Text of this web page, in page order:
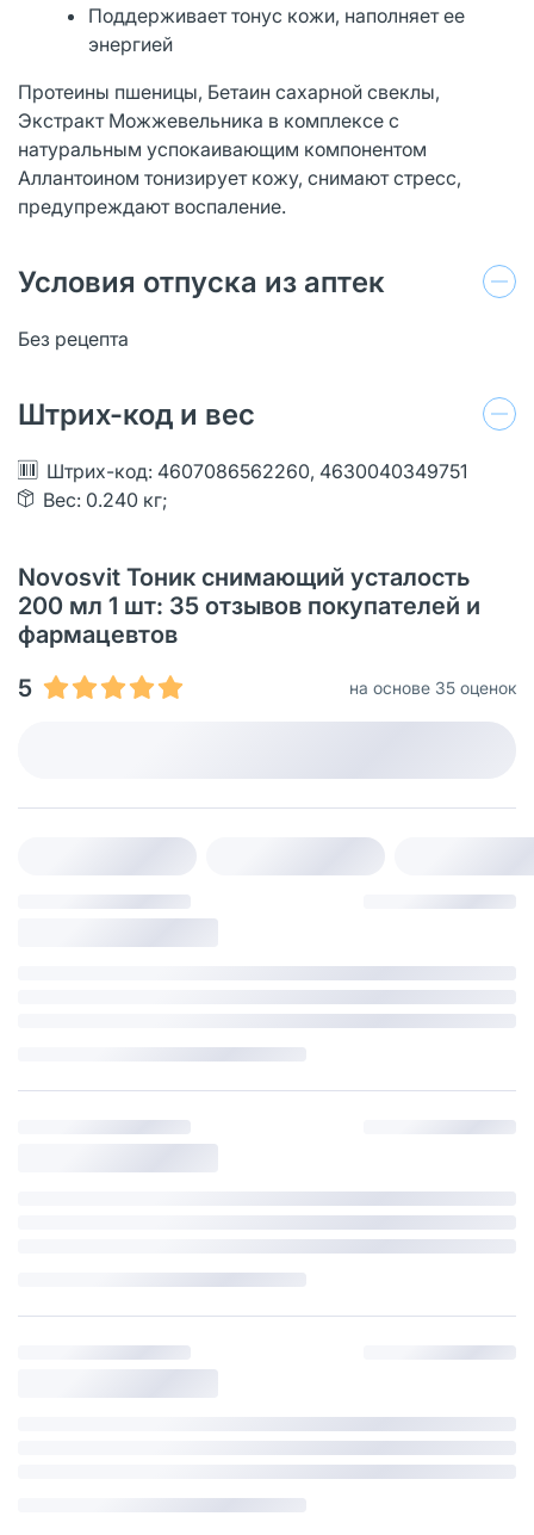
Поддерживает тонус кожи, наполняет ее
энергией
Протеины пшеницы, Бетаин сахарной свеклы,
Экстракт Можжевельника в комплексе с
натуральным успокаивающим компонентом
Аллантоином тонизирует кожу, снимают стресс,
предупреждают воспаление.
Условия отпуска из аптек
Без рецепта
Штрих-код и вес
Штрих-код: 4607086562260, 4630040349751
Вес: 0.240 кг;
Novosvit Тоник снимающий усталость
200 мл 1 шт: 35 отзывов покупателей и
фармацевтов
5
на основе 35 оценок